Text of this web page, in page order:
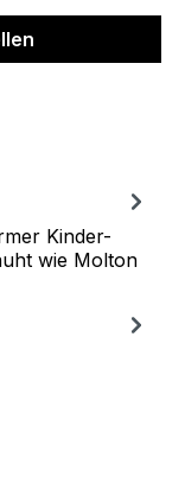
Kinder-
wie Molton